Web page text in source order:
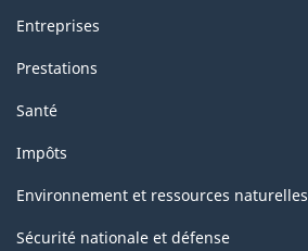
la
définition
1950
des
Nations
Unies)
Entreprises
Prestations
Santé
Impôts
Environnement et ressources naturelles
Sécurité nationale et défense